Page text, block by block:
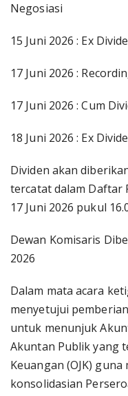
Negosiasi
15 Juni 2026 : Ex
17 Juni 2026 :
17 Juni 2026 : Cum
18 Juni 2026 : Ex
Dividen akan
tercatat dalam Daftar
17 Juni 2026 pukul
Dewan Komisaris
2026
Dalam mata acara
menyetujui
untuk menunjuk
Akuntan Publik yang
Keuangan (OJK)
konsolidasian